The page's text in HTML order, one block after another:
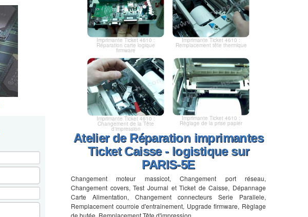
Imprimante Ticket 4610 :
Réparation carte logique
firmware
Imprimante Ticket 4610 :
Remplacement tête thermique
Imprimante Ticket 4610 :
Changement de la Tête
d'impression
Imprimante Ticket 4610 :
Règlage de la prise papier
Atelier de Réparation imprimantes
Ticket Caisse - logistique sur
PARIS-5E
Changement moteur massicot, Changement port réseau,
Changement covers, Test Journal et Ticket de Caisse, Dépannage
Carte Alimentation, Changement connecteurs Serie Parallele,
Remplacement courroie d'entrainement, Upgrade firmware, Règlage
de butée, Remplacement Tête d'impression,